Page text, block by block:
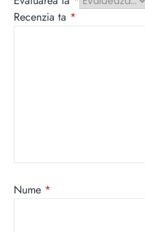
Recenzia ta *
Nume *